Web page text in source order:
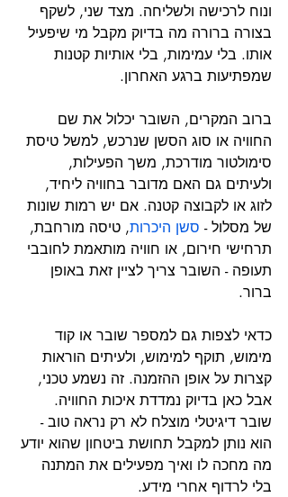
ונוח לרכישה ולשליחה. מצד שני, לשקף
בצורה ברורה מה בדיוק מקבל מי שיפעיל
אותו. בלי עמימות, בלי אותיות קטנות
שמפתיעות ברגע האחרון.
ברוב המקרים, השובר יכלול את שם
החוויה או סוג הסשן שנרכש, למשל טיסת
סימולטור מודרכת, משך הפעילות,
ולעיתים גם האם מדובר בחוויה ליחיד,
לזוג או לקבוצה קטנה. אם יש רמות שונות
של מסלול - סשן היכרות, טיסה מורחבת,
תרחישי חירום, או חוויה מותאמת לחובבי
תעופה - השובר צריך לציין זאת באופן
ברור.
כדאי לצפות גם למספר שובר או קוד
מימוש, תוקף למימוש, ולעיתים הוראות
קצרות על אופן ההזמנה. זה נשמע טכני,
אבל כאן בדיוק נמדדת איכות החוויה.
שובר דיגיטלי מוצלח לא רק נראה טוב -
הוא נותן למקבל תחושת ביטחון שהוא יודע
מה מחכה לו ואיך מפעילים את המתנה
בלי לרדוף אחרי מידע.